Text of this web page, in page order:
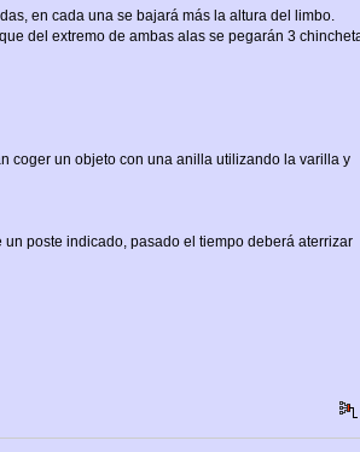
en cada una se bajará más la altura del limbo.
del extremo de ambas alas se pegarán 3
coger un objeto con una anilla utilizando la varilla y
poste indicado, pasado el tiempo deberá aterrizar